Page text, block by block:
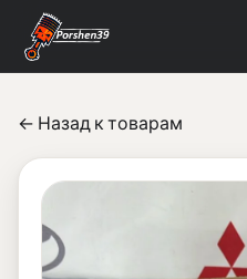
← Назад к товарам